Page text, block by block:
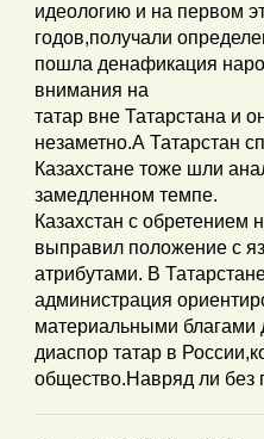
идеологию и на первом
годов,получали
пошла денафикация
внимания на
татар вне Татарстана и
незаметно.А Татарстан
Казахстане тоже шли
замедленном темпе.
Казахстан с обретением
выправил положение с
атрибутами. В
администрация
материальными благами
диаспор татар в
общество.Навряд ли без